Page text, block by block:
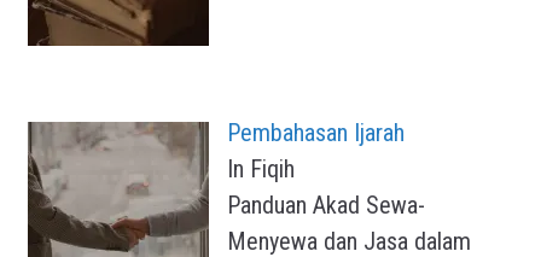
Pembahasan Ijarah
In Fiqih
Panduan Akad Sewa-
Menyewa dan Jasa dalam